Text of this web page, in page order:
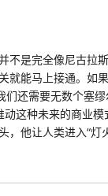
不是完全像尼古拉
就能马上接通。如
们还需要无数个塞缪
这种未来的商业
他让人类进入“灯